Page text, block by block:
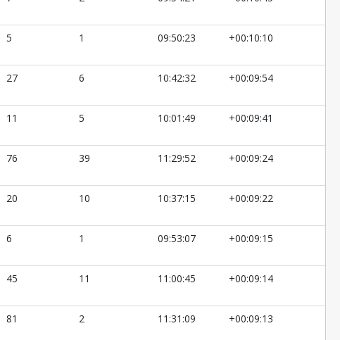
5 1 09:50:23 +00:10:10
27 6 10:42:32 +00:09:54
11 5 10:01:49 +00:09:41
76 39 11:29:52 +00:09:24
20 10 10:37:15 +00:09:22
6 1 09:53:07 +00:09:15
45 11 11:00:45 +00:09:14
81 2 11:31:09 +00:09:13